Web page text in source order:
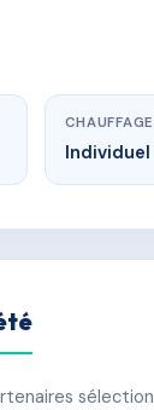
CHAUFFAGE
Individuel